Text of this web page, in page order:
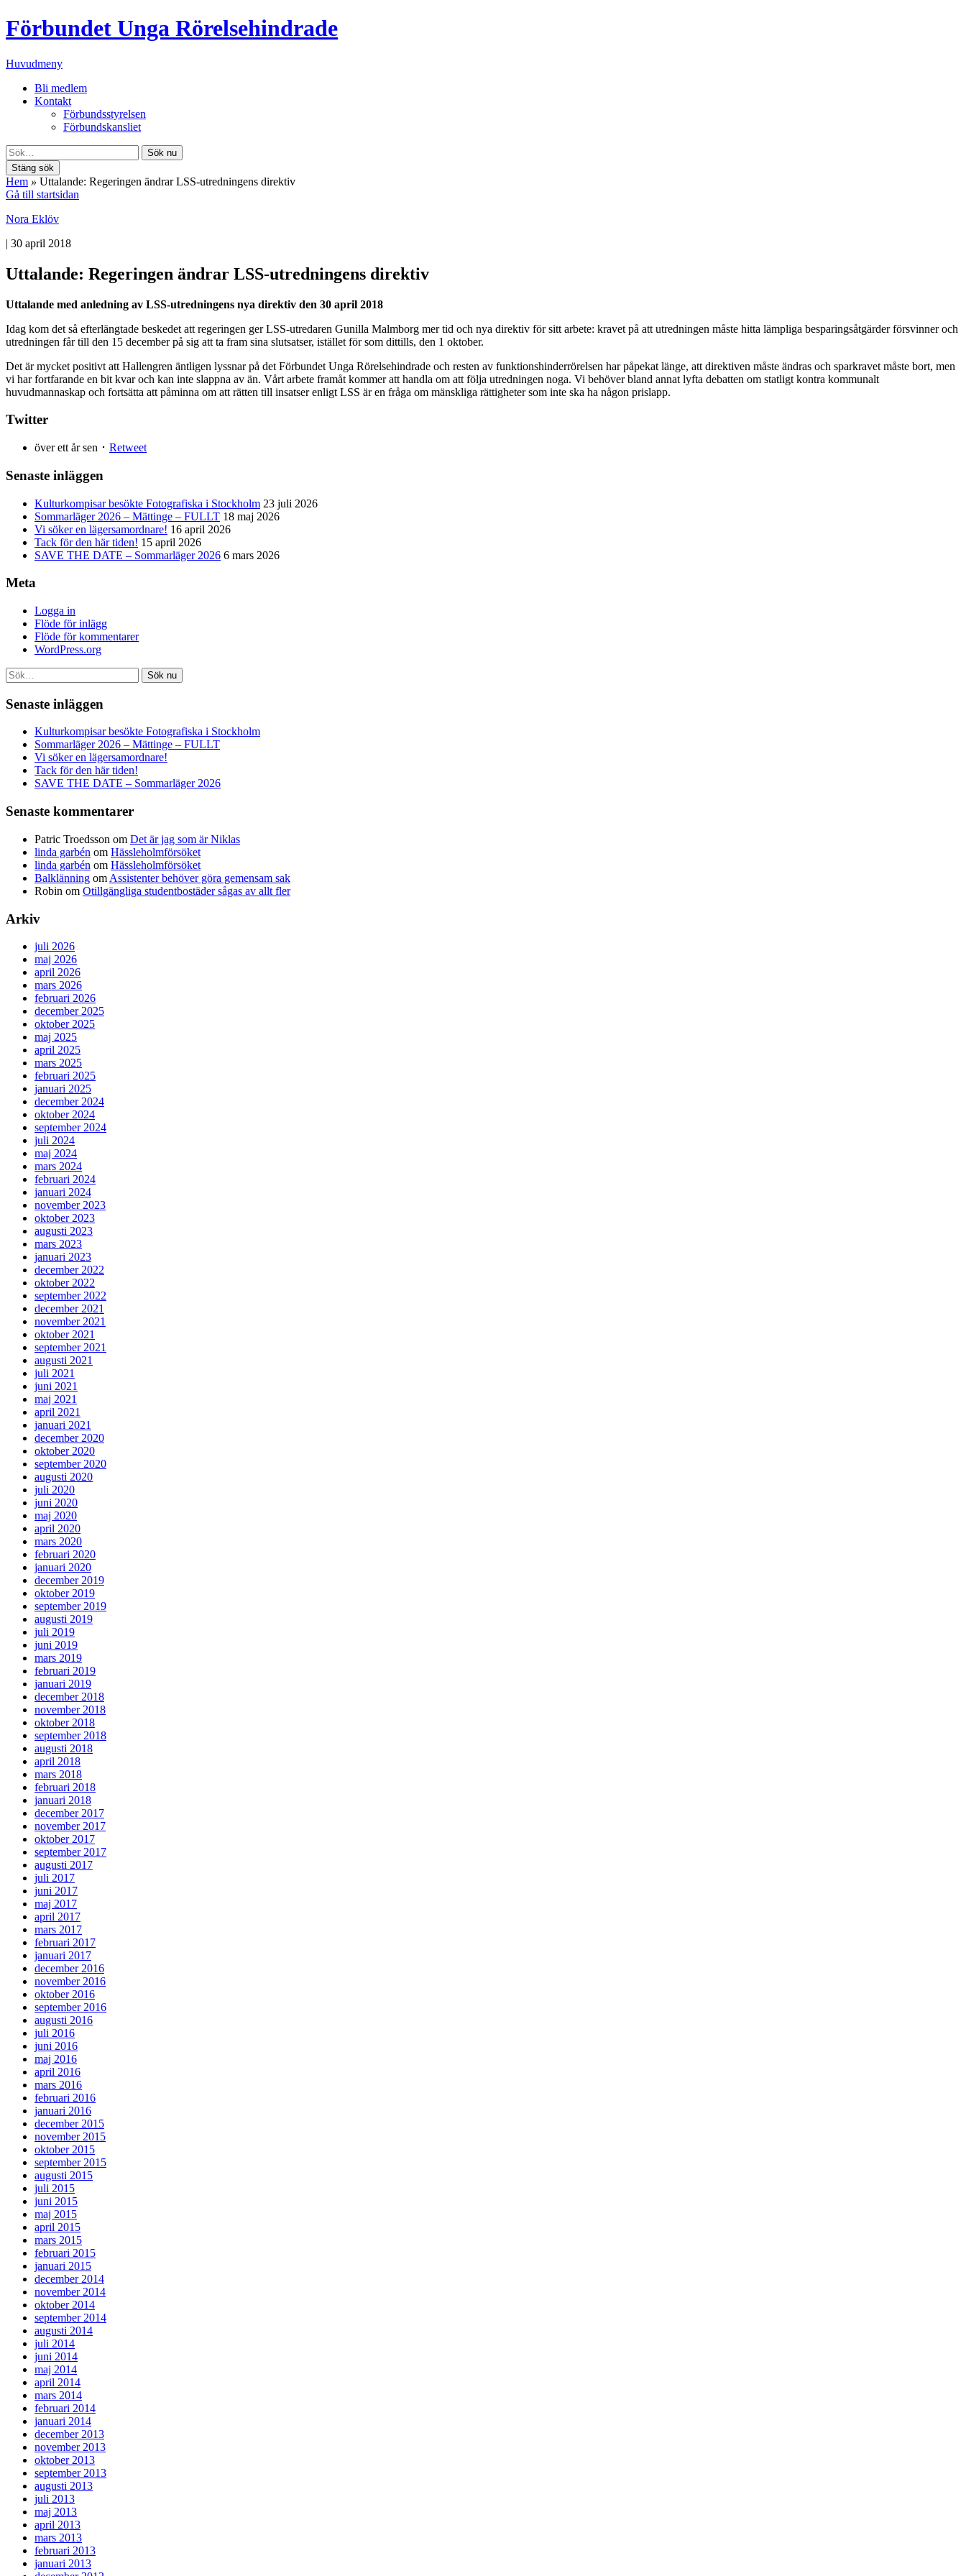
Förbundet Unga Rörelsehindrade
Huvudmeny
Bli medlem
Kontakt
Förbundsstyrelsen
Förbundskansliet
Sök nu
Stäng sök
Hem » Uttalande: Regeringen ändrar LSS-utredningens direktiv
Gå till startsidan
Nora Eklöv
| 30 april 2018
Uttalande: Regeringen ändrar LSS-utredningens direktiv
Uttalande med anledning av LSS-utredningens nya direktiv den 30 april 2018
Idag kom det så efterlängtade beskedet att regeringen ger LSS-utredaren Gunilla Malmborg mer tid och nya direktiv för sitt arbete: kravet på att utredningen måste hitta lämpliga besparingsåtgärder försvinner och
utredningen får till den 15 december på sig att ta fram sina slutsatser, istället för som dittills, den 1 oktober.
Det är mycket positivt att Hallengren äntligen lyssnar på det Förbundet Unga Rörelsehindrade och resten av funktionshinderrörelsen har påpekat länge, att direktiven måste ändras och sparkravet måste bort, men
vi har fortfarande en bit kvar och kan inte slappna av än. Vårt arbete framåt kommer att handla om att följa utredningen noga. Vi behöver bland annat lyfta debatten om statligt kontra kommunalt
huvudmannaskap och fortsätta att påminna om att rätten till insatser enligt LSS är en fråga om mänskliga rättigheter som inte ska ha någon prislapp.
Twitter
över ett år sen ･ Retweet
Senaste inläggen
Kulturkompisar besökte Fotografiska i Stockholm 23 juli 2026
Sommarläger 2026 – Mättinge – FULLT 18 maj 2026
Vi söker en lägersamordnare! 16 april 2026
Tack för den här tiden! 15 april 2026
SAVE THE DATE – Sommarläger 2026 6 mars 2026
Meta
Logga in
Flöde för inlägg
Flöde för kommentarer
WordPress.org
Sök nu
Senaste inläggen
Kulturkompisar besökte Fotografiska i Stockholm
Sommarläger 2026 – Mättinge – FULLT
Vi söker en lägersamordnare!
Tack för den här tiden!
SAVE THE DATE – Sommarläger 2026
Senaste kommentarer
Patric Troedsson om Det är jag som är Niklas
linda garbén om Hässleholmförsöket
linda garbén om Hässleholmförsöket
Balklänning om Assistenter behöver göra gemensam sak
Robin om Otillgängliga studentbostäder sågas av allt fler
Arkiv
juli 2026
maj 2026
april 2026
mars 2026
februari 2026
december 2025
oktober 2025
maj 2025
april 2025
mars 2025
februari 2025
januari 2025
december 2024
oktober 2024
september 2024
juli 2024
maj 2024
mars 2024
februari 2024
januari 2024
november 2023
oktober 2023
augusti 2023
mars 2023
januari 2023
december 2022
oktober 2022
september 2022
december 2021
november 2021
oktober 2021
september 2021
augusti 2021
juli 2021
juni 2021
maj 2021
april 2021
januari 2021
december 2020
oktober 2020
september 2020
augusti 2020
juli 2020
juni 2020
maj 2020
april 2020
mars 2020
februari 2020
januari 2020
december 2019
oktober 2019
september 2019
augusti 2019
juli 2019
juni 2019
mars 2019
februari 2019
januari 2019
december 2018
november 2018
oktober 2018
september 2018
augusti 2018
april 2018
mars 2018
februari 2018
januari 2018
december 2017
november 2017
oktober 2017
september 2017
augusti 2017
juli 2017
juni 2017
maj 2017
april 2017
mars 2017
februari 2017
januari 2017
december 2016
november 2016
oktober 2016
september 2016
augusti 2016
juli 2016
juni 2016
maj 2016
april 2016
mars 2016
februari 2016
januari 2016
december 2015
november 2015
oktober 2015
september 2015
augusti 2015
juli 2015
juni 2015
maj 2015
april 2015
mars 2015
februari 2015
januari 2015
december 2014
november 2014
oktober 2014
september 2014
augusti 2014
juli 2014
juni 2014
maj 2014
april 2014
mars 2014
februari 2014
januari 2014
december 2013
november 2013
oktober 2013
september 2013
augusti 2013
juli 2013
maj 2013
april 2013
mars 2013
februari 2013
januari 2013